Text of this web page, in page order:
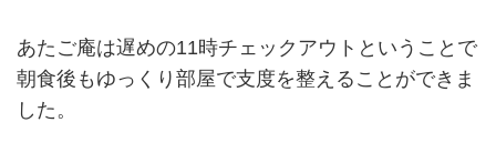
あたご庵は遅めの11時チェックアウトということで
朝食後もゆっくり部屋で支度を整えることができま
した。